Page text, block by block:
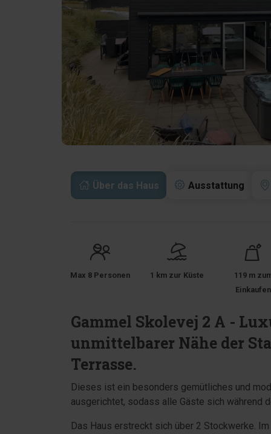
Über das Haus Ausstattung
Max 8 Personen 1 km zur Küste
119 m
Einkaufen
Gammel Skolevej 2 A -
unmittelbarer Nähe der
Terrasse.
Dieses ist ein besonders gemütliches und
ausgerichtet, sodass alle Gäste sich während
Das Haus erstreckt sich über 2 Stockwerke.